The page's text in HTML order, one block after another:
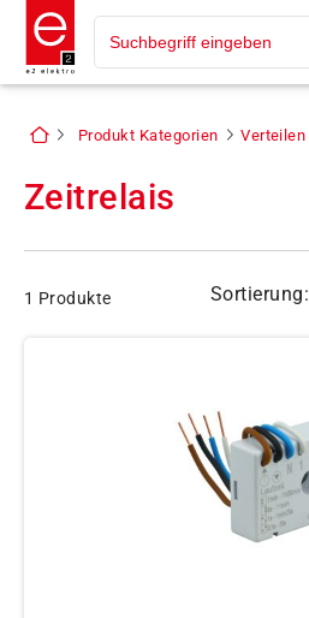
Produkt Kategorien Verteilen
Zeitrelais
1 Produkte Sortierung: